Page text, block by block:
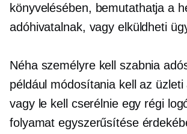
könyvelésében, bemutathatja a
adóhivatalnak, vagy elküldheti
Néha személyre kell szabnia
például módosítania kell az üzleti
vagy le kell cserélnie egy régi
folyamat egyszerűsítése